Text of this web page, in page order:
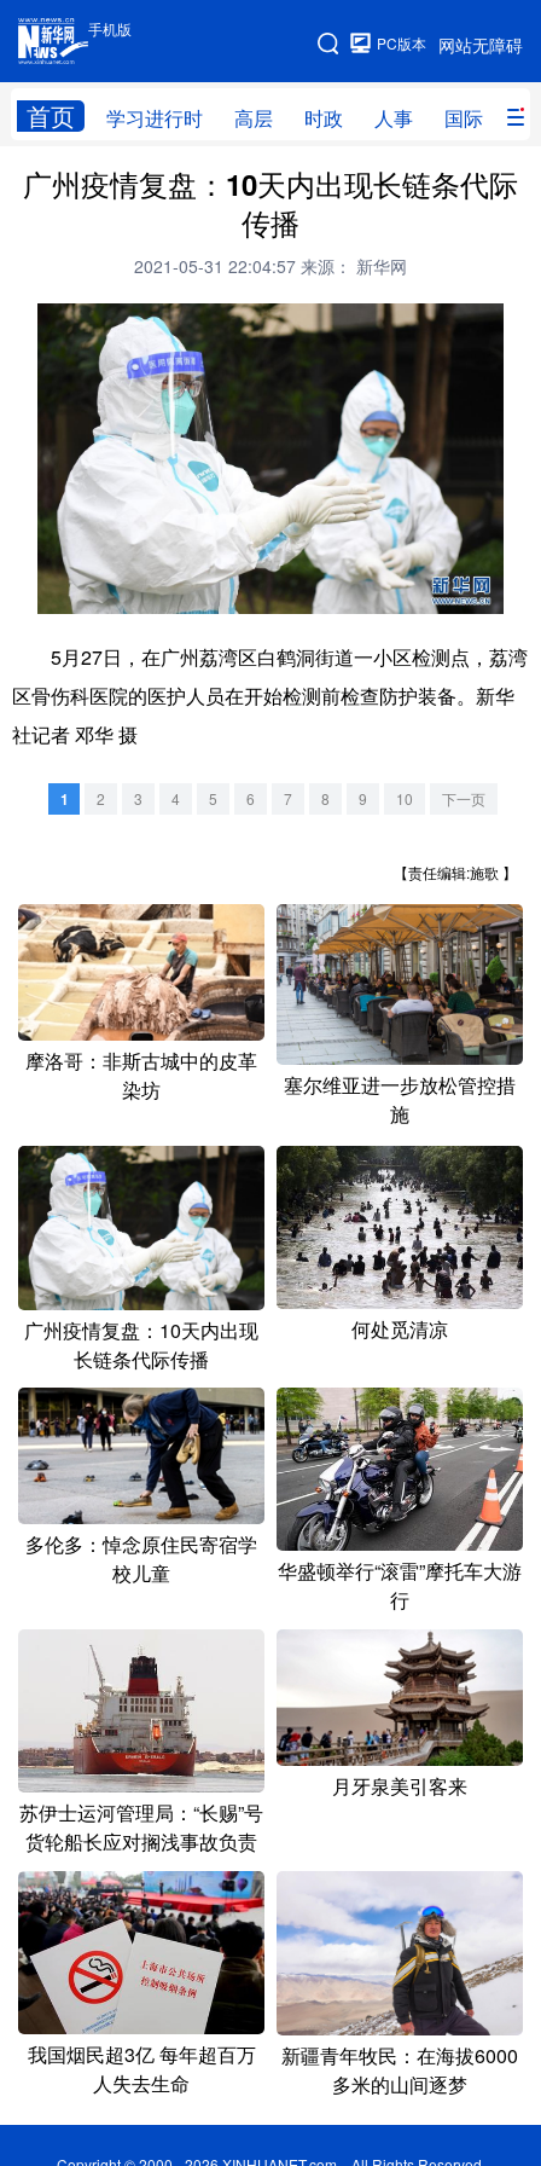
手机版
网站无障碍
PC版本
首页 学习进行时 高层 时政 人事 国际 财
手机版
网站地图
学习进行时 高层 时政 人事
全球连线
科技 科创 量子
书画
访谈 视频 图片
法律 中央文件 金融
食品 人居 信息化 数字经济
学术中国 乡村振兴 银龄 溯源中国
彩票 娱乐 时尚 悦读
公益
文化产业
北京 天津 河北 山西
辽宁 吉林 上海 江苏
浙江 安徽 福建 江西
湖北 湖南
广东 广西 海南 重庆
四川 贵州 云南 西藏
陕西 甘肃 青海 宁夏
新疆 内蒙古 黑龙江
多语种频道
English Español Français عربى
Русский язык 日本語 한국어
Deutsch Português
广州疫情复盘：10天内出现长链条代际
传播
2021-05-31 22:04:57 来源： 新华网
5月27日，在广州荔湾区白鹤洞街道一小区检测点，荔湾
区骨伤科医院的医护人员在开始检测前检查防护装备。新华
社记者 邓华 摄
1 2 3 4 5 6 7 8 9 10 下一页
【责任编辑:施歌 】
摩洛哥：非斯古城中的皮革
染坊
塞尔维亚进一步放松管控措
施
广州疫情复盘：10天内出现
长链条代际传播
何处觅清凉
多伦多：悼念原住民寄宿学
校儿童
华盛顿举行“滚雷”摩托车大游
行
苏伊士运河管理局：“长赐”号
货轮船长应对搁浅事故负责
月牙泉美引客来
我国烟民超3亿 每年超百万
人失去生命
新疆青年牧民：在海拔6000
多米的山间逐梦